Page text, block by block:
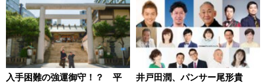
入手困難の強運御守！？ 平
井戸田潤、パンサー尾形貴